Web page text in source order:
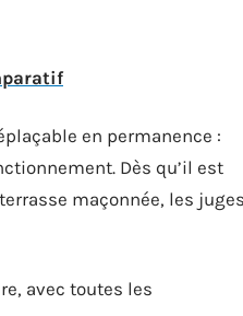
en permanence :
Dès qu’il est
maçonnée, les
avec toutes les